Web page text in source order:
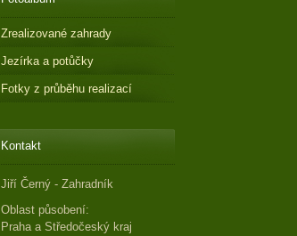
Zrealizované zahrady
Jezírka a potůčky
Fotky z průběhu realizací
Kontakt
Jiří Černý - Zahradník
Oblast působení:
Praha a Středočeský kraj